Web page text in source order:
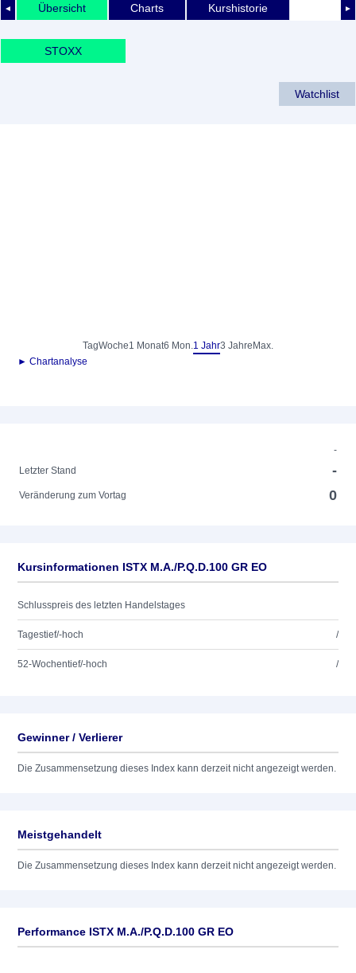
◄ ►
Übersicht Charts Kurshistorie
STOXX
Watchlist
TagWoche1 Monat6 Mon.1 Jahr3 Jahre Max.
► Chartanalyse
-
Letzter Stand
-
Veränderung zum Vortag 0
Kursinformationen ISTX M.A./P.Q.D.100 GR EO
Schlusspreis des letzten Handelstages
Tagestief/-hoch /
52-Wochentief/-hoch /
Gewinner / Verlierer
Die Zusammensetzung dieses Index kann derzeit nicht angezeigt werden.
Meistgehandelt
Die Zusammensetzung dieses Index kann derzeit nicht angezeigt werden.
Performance ISTX M.A./P.Q.D.100 GR EO